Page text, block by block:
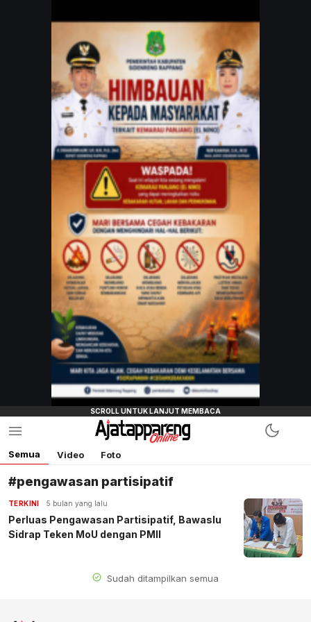
Semua Video Foto
#pengawasan partisipatif
TERKINI 5 bulan yang lalu
Perluas Pengawasan Partisipatif, Bawaslu
Sidrap Teken MoU dengan PMII
Sudah ditampilkan semua